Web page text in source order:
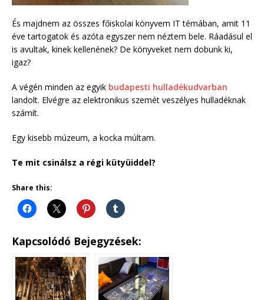
És majdnem az összes főiskolai könyvem IT témában, amit 11
éve tartogatok és azóta egyszer nem néztem bele. Ráadásul el
is avultak, kinek kellenének? De könyveket nem dobunk ki,
igaz?
A végén minden az egyik budapesti hulladékudvarban
landolt. Elvégre az elektronikus szemét veszélyes hulladéknak
számít.
Egy kisebb múzeum, a kocka múltam.
Te mit csinálsz a régi kütyüiddel?
Share this:
Kapcsolódó Bejegyzések: